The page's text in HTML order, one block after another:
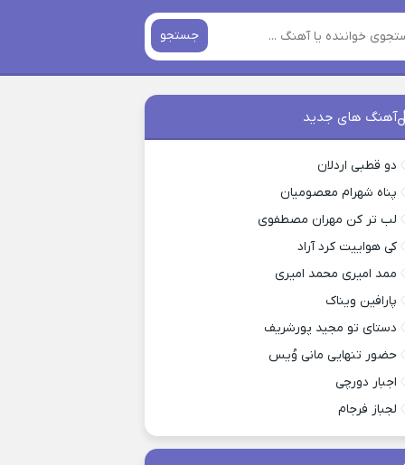
جستجو
آهنگ های جدید
دو قطبی اردلان
پناه شهرام معصومیان
لب تر کن مهران مصطفوی
کی هواییت کرد آراد
ممد امیری محمد امیری
پارافین ویناک
دستای تو مجید پورشریف
حضور تنهایی مانی وُیس
اجبار دورچی
لجباز فرجام